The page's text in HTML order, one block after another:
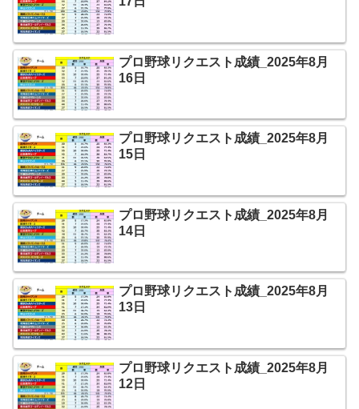
プロ野球リクエスト成績_2025年8月
16日
プロ野球リクエスト成績_2025年8月
15日
プロ野球リクエスト成績_2025年8月
14日
プロ野球リクエスト成績_2025年8月
13日
プロ野球リクエスト成績_2025年8月
12日